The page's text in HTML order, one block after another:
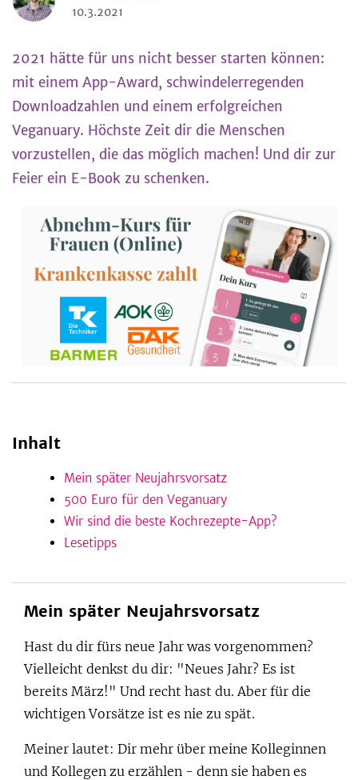
10.3.2021
2021 hätte für uns nicht besser starten können:
mit einem App-Award, schwindelerregenden
Downloadzahlen und einem erfolgreichen
Veganuary. Höchste Zeit dir die Menschen
vorzustellen, die das möglich machen! Und dir zur
Feier ein E-Book zu schenken.
Inhalt
Mein später Neujahrsvorsatz
500 Euro für den Veganuary
Wir sind die beste Kochrezepte-App?
Lesetipps
Mein später Neujahrsvorsatz
Hast du dir fürs neue Jahr was vorgenommen?
Vielleicht denkst du dir: "Neues Jahr? Es ist
bereits März!" Und recht hast du. Aber für die
wichtigen Vorsätze ist es nie zu spät.
Meiner lautet: Dir mehr über meine Kolleginnen
und Kollegen zu erzählen - denn sie haben es